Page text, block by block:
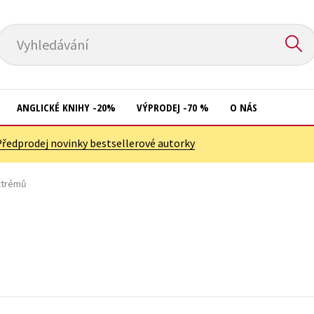
Vyhledávání
ANGLICKÉ KNIHY -20% VÝPRODEJ -70 % O NÁS
novinky bestsellerové autorky